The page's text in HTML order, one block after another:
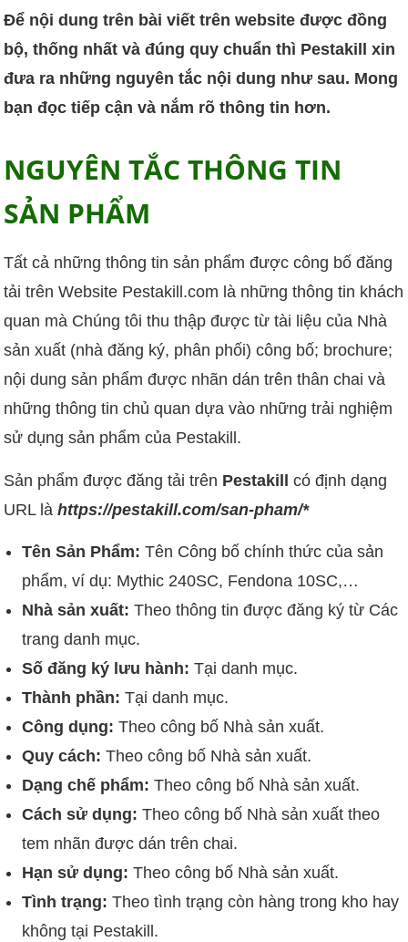
Để nội dung trên bài viết trên website được đồng
bộ, thống nhất và đúng quy chuẩn thì Pestakill xin
đưa ra những nguyên tắc nội dung như sau. Mong
bạn đọc tiếp cận và nắm rõ thông tin hơn.
NGUYÊN TẮC THÔNG TIN
SẢN PHẨM
Tất cả những thông tin sản phẩm được công bố đăng
tải trên Website Pestakill.com là những thông tin khách
quan mà Chúng tôi thu thập được từ tài liệu của Nhà
sản xuất (nhà đăng ký, phân phối) công bố; brochure;
nội dung sản phẩm được nhãn dán trên thân chai và
những thông tin chủ quan dựa vào những trải nghiệm
sử dụng sản phẩm của Pestakill.
Sản phẩm được đăng tải trên Pestakill có định dạng
URL làhttps://pestakill.com/san-pham/*
Tên Sản Phẩm: Tên Công bố chính thức của sản
phẩm, ví dụ: Mythic 240SC, Fendona 10SC,…
Nhà sản xuất: Theo thông tin được đăng ký từ Các
trang danh mục.
Số đăng ký lưu hành: Tại danh mục.
Thành phần: Tại danh mục.
Công dụng: Theo công bố Nhà sản xuất.
Quy cách: Theo công bố Nhà sản xuất.
Dạng chế phẩm: Theo công bố Nhà sản xuất.
Cách sử dụng: Theo công bố Nhà sản xuất theo
tem nhãn được dán trên chai.
Hạn sử dụng: Theo công bố Nhà sản xuất.
Tình trạng: Theo tình trạng còn hàng trong kho hay
không tại Pestakill.